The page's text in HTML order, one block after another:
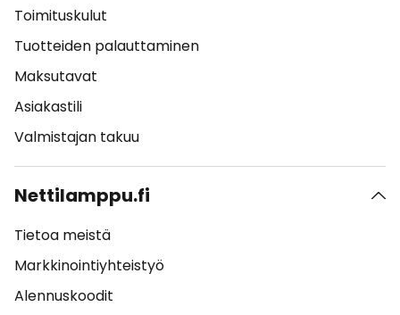
Toimituskulut
Tuotteiden palauttaminen
Maksutavat
Asiakastili
Valmistajan takuu
Nettilamppu.fi
Tietoa meistä
Markkinointiyhteistyö
Alennuskoodit